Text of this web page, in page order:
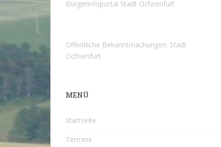
Bürgerinfoportal Stadt Ochsenfurt
Öffentliche Bekanntmachungen: Stadt
Ochsenfurt
MENÜ
Startseite
Termine